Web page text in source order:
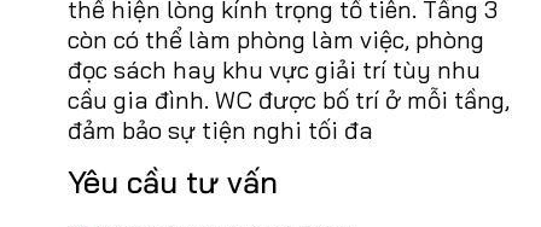
thể hiện lòng kính trọng tổ tiên. Tầng 3
còn có thể làm phòng làm việc, phòng
đọc sách hay khu vực giải trí tùy nhu
cầu gia đình. WC được bố trí ở mỗi tầng,
đảm bảo sự tiện nghi tối đa
Yêu cầu tư vấn